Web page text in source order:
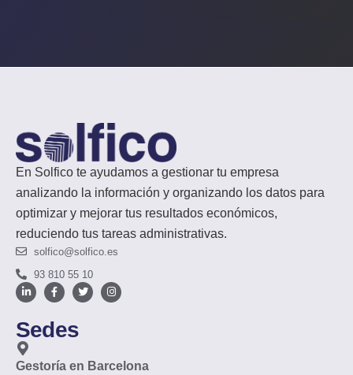
En Solfico te ayudamos a gestionar tu empresa
analizando la información y organizando los datos para
optimizar y mejorar tus resultados económicos,
reduciendo tus tareas administrativas.
solfico@solfico.es
93 810 55 10
Sedes
Gestoría en Barcelona